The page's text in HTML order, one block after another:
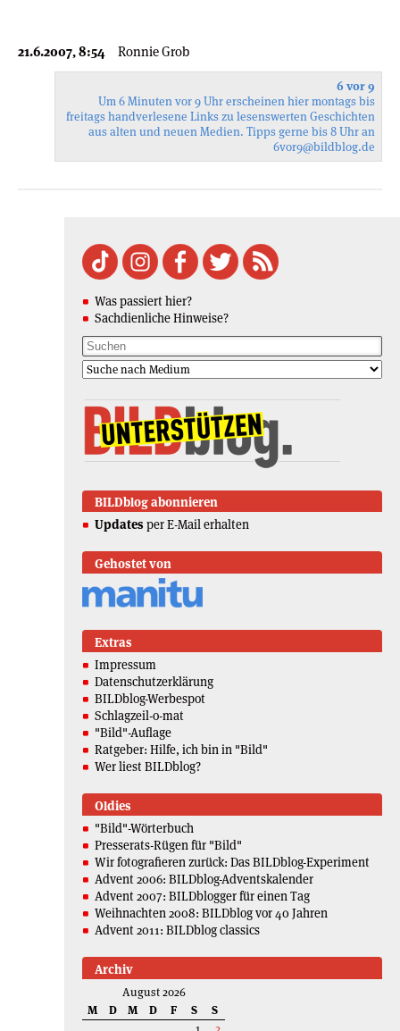
21.6.2007, 8:54 Ronnie Grob
6 vor 9
Um 6 Minuten vor 9 Uhr erscheinen hier montags bis
freitags handverlesene Links zu lesenswerten Geschichten
aus alten und neuen Medien. Tipps gerne bis 8 Uhr an
6vor9@bildblog.de
Was passiert hier?
Sachdienliche Hinweise?
BILDblog abonnieren
Updates per E-Mail erhalten
Gehostet von
Extras
Impressum
Datenschutzerklärung
BILDblog-Werbespot
Schlagzeil-o-mat
"Bild"-Auflage
Ratgeber: Hilfe, ich bin in "Bild"
Wer liest BILDblog?
Oldies
"Bild"-Wörterbuch
Presserats-Rügen für "Bild"
Wir fotografieren zurück: Das BILDblog-Experiment
Advent 2006: BILDblog-Adventskalender
Advent 2007: BILDblogger für einen Tag
Weihnachten 2008: BILDblog vor 40 Jahren
Advent 2011: BILDblog classics
Archiv
August 2026
M
D M D F S
S